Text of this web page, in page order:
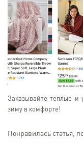
Заказывайте теплые
зиму в комфорте!
Понравилась статья,